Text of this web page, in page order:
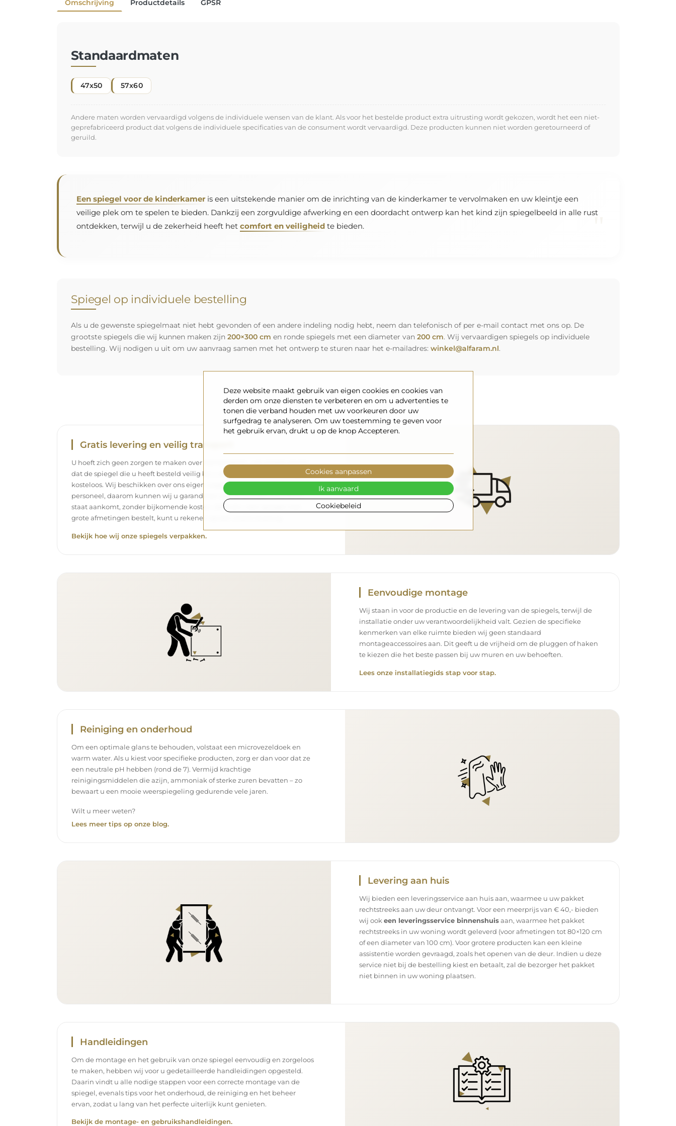
Omschrijving Productdetails GPSR
Standaardmaten
47x50 57x60
Andere maten worden vervaardigd volgens de individuele wensen van de klant. Als voor het bestelde product extra uitrusting wordt gekozen, wordt het een niet-
geprefabriceerd product dat volgens de individuele specificaties van de consument wordt vervaardigd. Deze producten kunnen niet worden geretourneerd of
geruild.
Een spiegel voor de kinderkameris een uitstekende manier om de inrichting van de kinderkamer te vervolmaken en uw kleintje een
veilige plek om te spelen te bieden. Dankzij een zorgvuldige afwerking en een doordacht ontwerp kan het kind zijn spiegelbeeld in alle rust
ontdekken, terwijl u de zekerheid heeft het comfort en veiligheidte bieden.
Spiegel op individuele bestelling
Als u de gewenste spiegelmaat niet hebt gevonden of een andere indeling nodig hebt, neem dan telefonisch of per e-mail contact met ons op. De
grootste spiegels die wij kunnen maken zijn 200×300 cm en ronde spiegels met een diameter van 200 cm. Wij vervaardigen spiegels op individuele
bestelling. Wij nodigen u uit om uw aanvraag samen met het ontwerp te sturen naar het e-mailadres: winkel@alfaram.nl.
Gratis levering en veilig transport
U hoeft zich geen zorgen te maken over het transport – wij zorgen ervoor
dat de spiegel die u heeft besteld veilig bij u aankomt, en dat volledig
kosteloos. Wij beschikken over ons eigen wagenpark en opgeleid
personeel, daarom kunnen wij u garanderen dat de spiegel in perfecte
staat aankomt, zonder bijkomende kosten. Zelfs als u een spiegel met
grote afmetingen bestelt, kunt u rekenen op een snelle levering.
Bekijk hoe wij onze spiegels verpakken.
Eenvoudige montage
Wij staan in voor de productie en de levering van de spiegels, terwijl de
installatie onder uw verantwoordelijkheid valt. Gezien de specifieke
kenmerken van elke ruimte bieden wij geen standaard
montageaccessoires aan. Dit geeft u de vrijheid om de pluggen of haken
te kiezen die het beste passen bij uw muren en uw behoeften.
Lees onze installatiegids stap voor stap.
Reiniging en onderhoud
Om een optimale glans te behouden, volstaat een microvezeldoek en
warm water. Als u kiest voor specifieke producten, zorg er dan voor dat ze
een neutrale pH hebben (rond de 7). Vermijd krachtige
reinigingsmiddelen die azijn, ammoniak of sterke zuren bevatten – zo
bewaart u een mooie weerspiegeling gedurende vele jaren.
Wilt u meer weten?
Lees meer tips op onze blog.
Levering aan huis
Wij bieden een leveringsservice aan huis aan, waarmee u uw pakket
rechtstreeks aan uw deur ontvangt. Voor een meerprijs van € 40,- bieden
wij ook een leveringsservice binnenshuisaan, waarmee het pakket
rechtstreeks in uw woning wordt geleverd (voor afmetingen tot 80×120 cm
of een diameter van 100 cm). Voor grotere producten kan een kleine
assistentie worden gevraagd, zoals het openen van de deur. Indien u deze
service niet bij de bestelling kiest en betaalt, zal de bezorger het pakket
niet binnen in uw woning plaatsen.
Handleidingen
Om de montage en het gebruik van onze spiegel eenvoudig en zorgeloos
te maken, hebben wij voor u gedetailleerde handleidingen opgesteld.
Daarin vindt u alle nodige stappen voor een correcte montage van de
spiegel, evenals tips voor het onderhoud, de reiniging en het beheer
ervan, zodat u lang van het perfecte uiterlijk kunt genieten.
Bekijk de montage- en gebruikshandleidingen.
Deze website maakt gebruik van eigen cookies en cookies van
derden om onze diensten te verbeteren en om u advertenties te
tonen die verband houden met uw voorkeuren door uw
surfgedrag te analyseren. Om uw toestemming te geven voor
het gebruik ervan, drukt u op de knop Accepteren.
Cookiebeleid
Cookies aanpassen
Ik aanvaard